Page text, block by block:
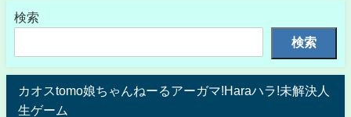
検索
検索
カオスtomo娘ちゃんねーるアーガマ!Haraハラ!未解決人
生ゲーム